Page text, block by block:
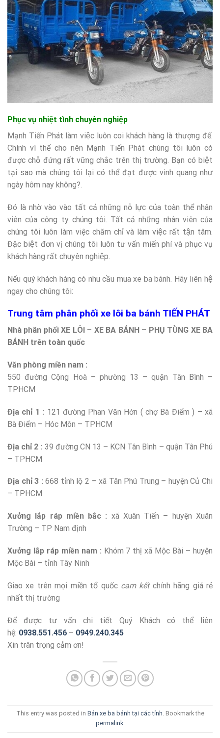
Phục vụ nhiệt tình chuyên nghiệp
Mạnh Tiến Phát làm việc luôn coi khách hàng là thượng đế.
Chính vì thế cho nên Mạnh Tiến Phát chúng tôi luôn có
được chỗ đứng rất vững chắc trên thị trường. Bạn có biệt
tại sao mà chúng tôi lại có thể đạt được vinh quang như
ngày hôm nay không?.
Đó là nhờ vào vào tất cả những nỗ lực của toàn thể nhân
viên của công ty chúng tôi. Tất cả những nhân viên của
chúng tôi luôn làm việc chăm chỉ và làm việc rất tận tâm.
Đặc biệt đơn vị chúng tôi luôn tư vấn miến phí và phục vụ
khách hàng rất chuyên nghiệp.
Nếu quý khách hàng có nhu cầu mua xe ba bánh. Hãy liên hệ
ngay cho chúng tôi:
Trung tâm phân phối xe lôi ba bánh TIẾN PHÁT
Nhà phân phối XE LÔI – XE BA BÁNH – PHỤ TÙNG XE BA
BÁNH trên toàn quốc
Văn phòng miền nam :
550 đường Cộng Hoà – phường 13 – quận Tân Bình –
TPHCM
Địa chỉ 1 : 121 đường Phan Văn Hớn ( chợ Bà Điểm ) – xã
Bà Điểm – Hóc Môn – TPHCM
Địa chỉ 2 : 39 đường CN 13 – KCN Tân Bình – quận Tân Phú
– TPHCM
Địa chỉ 3 : 668 tỉnh lộ 2 – xã Tân Phú Trung – huyện Củ Chi
– TPHCM
Xưởng lắp ráp miền bắc : xã Xuân Tiến – huyện Xuân
Trường – TP Nam định
Xưởng lắp ráp miền nam : Khóm 7 thị xã Mộc Bài – huyện
Mộc Bài – tỉnh Tây Ninh
Giao xe trên mọi miền tổ quốccam kết chính hãng giá rẻ
nhất thị trường
Để được tư vấn chi tiết Quý Khách có thể liên
hệ: 0938.551.456 – 0949.240.345
Xin trân trọng cảm ơn!
This entry was posted in Bán xe ba bánh tại các tỉnh . Bookmark the
permalink.